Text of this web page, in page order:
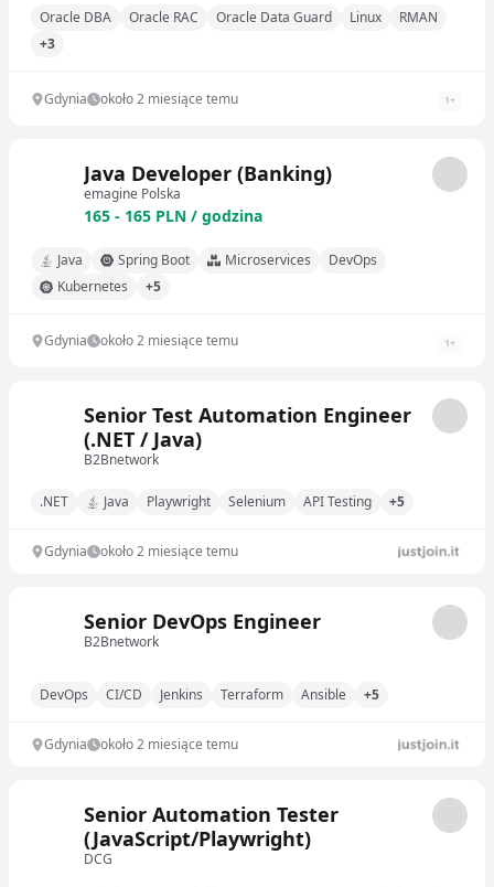
Oracle DBA Oracle RAC Oracle Data Guard Linux
RMAN
+3
Gdynia około 2 miesiące temu 1+
Java Developer (Banking)
emagine Polska
165 - 165 PLN / godzina
Java Spring Boot Microservices
DevOps
Kubernetes
+5
Gdynia około 2 miesiące temu 1+
Senior Test Automation Engineer
(.NET / Java)
B2Bnetwork
.NET Java Playwright Selenium API Testing +5
Gdynia około 2 miesiące temu
Senior DevOps Engineer
B2Bnetwork
DevOps CI/CD Jenkins Terraform Ansible +5
Gdynia około 2 miesiące temu
Senior Automation Tester
(JavaScript/Playwright)
DCG